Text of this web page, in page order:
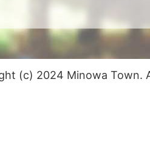
(c) 2024 Minowa Town.